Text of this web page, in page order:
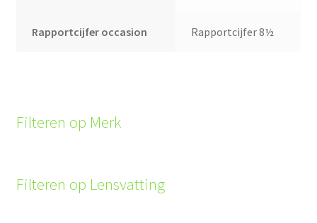
Rapportcijfer occasion Rapportcijfer 8½
Filteren op Merk
Filteren op Lensvatting